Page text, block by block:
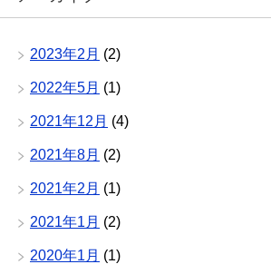
2023年2月 (2)
2022年5月 (1)
2021年12月 (4)
2021年8月 (2)
2021年2月 (1)
2021年1月 (2)
2020年1月 (1)